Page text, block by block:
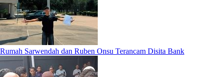
Rumah Sarwendah dan Ruben Onsu Terancam Disita Bank